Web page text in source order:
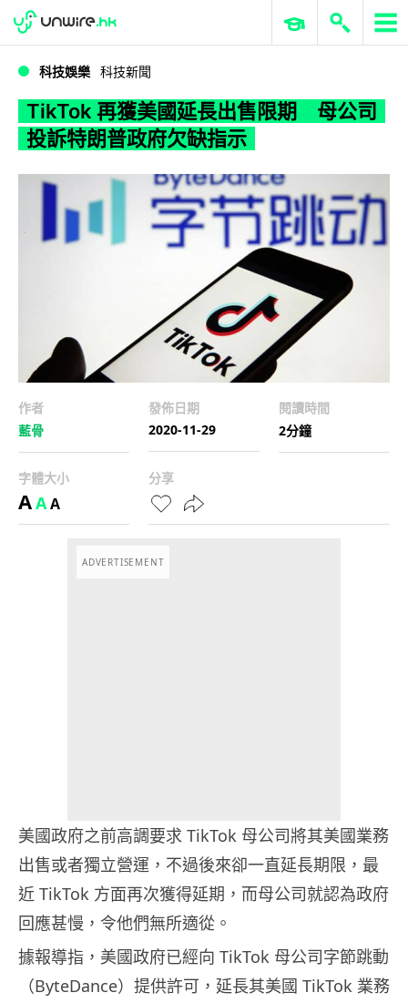
WWDC 2026 ERP 與商業 AI
科技娛樂 科技新聞
TikTok 再獲美國延長出售限期 母公司
投訴特朗普政府欠缺指示
作者
藍骨
發佈日期
2020-11-29
閱讀時間
2分鐘
字體大小
AAA
分享
ADVERTISEMENT
美國政府之前高調要求 TikTok 母公司將其美國業務
出售或者獨立營運，不過後來卻一直延長期限，最
近 TikTok 方面再次獲得延期，而母公司就認為政府
回應甚慢，令他們無所適從。
據報導指，美國政府已經向 TikTok 母公司字節跳動
（ByteDance）提供許可，延長其美國 TikTok 業務